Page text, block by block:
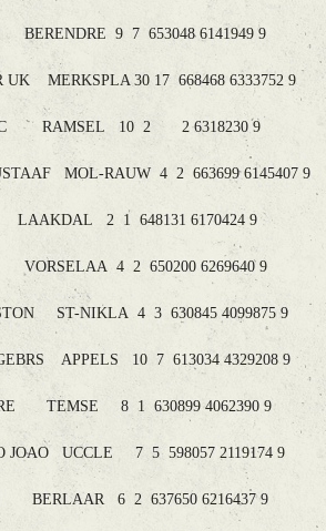
9 7 653048 6141949 9
UK MERKSPLA 30 17 668468 6333752 9
RAMSEL 10 2 2 6318230 9
MOL-RAUW 4 2 663699 6145407 9
2 1 648131 6170424 9
4 2 650200 6269640 9
ST-NIKLA 4 3 630845 4099875 9
APPELS 10 7 613034 4329208 9
TEMSE 8 1 630899 4062390 9
JOAO UCCLE 7 5 598057 2119174 9
BERLAAR 6 2 637650 6216437 9